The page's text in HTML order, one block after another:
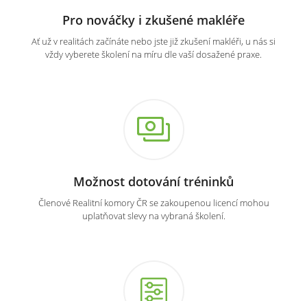
Pro nováčky i zkušené makléře
Ať už v realitách začínáte nebo jste již zkušení makléři, u nás si
vždy vyberete školení na míru dle vaší dosažené praxe.
Možnost dotování tréninků
Členové Realitní komory ČR se zakoupenou licencí mohou
uplatňovat slevy na vybraná školení.